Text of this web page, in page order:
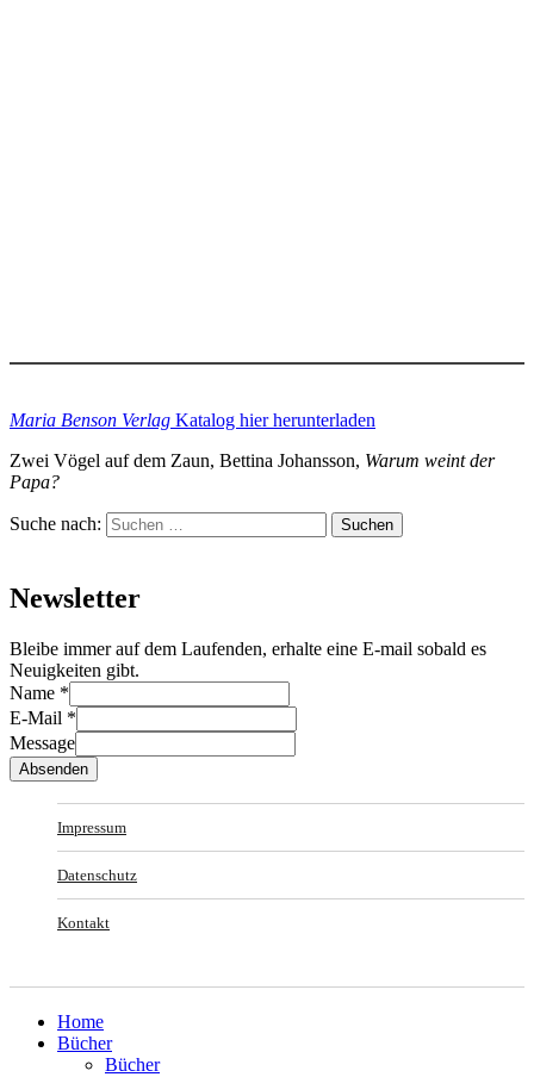
Maria Benson Verlag Katalog hier herunterladen
Zwei Vögel auf dem Zaun, Bettina Johansson, Warum weint der
Papa?
Suche nach: Suchen
Newsletter
Bleibe immer auf dem Laufenden, erhalte eine E-mail sobald es
Neuigkeiten gibt.
Name *
E-Mail *
Message
Absenden
Impressum
Datenschutz
Kontakt
Home
Bücher
Bücher